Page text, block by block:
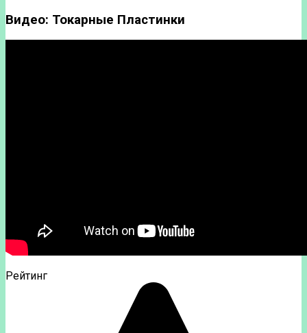
Видео: Токарные Пластинки
Рейтинг